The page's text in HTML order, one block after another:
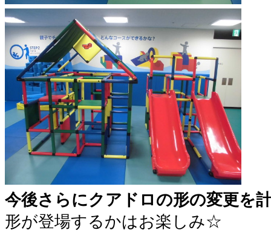
今後さらにクアドロの形の変更を
形が登場するかはお楽しみ☆